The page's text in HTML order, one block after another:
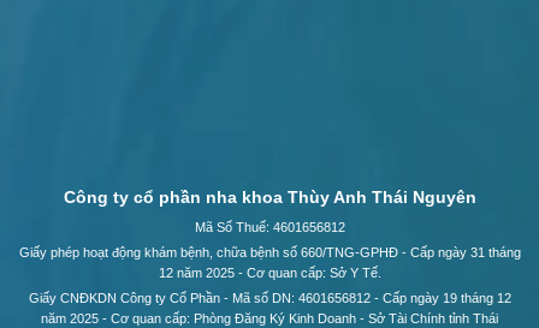
Công ty cổ phần nha khoa Thùy Anh Thái Nguyên
Mã Số Thuế: 4601656812
Giấy phép hoạt động khám bệnh, chữa bệnh số 660/TNG-GPHĐ - Cấp ngày 31 tháng
12 năm 2025 - Cơ quan cấp: Sở Y Tế.
Giấy CNĐKDN Công ty Cổ Phần - Mã số DN: 4601656812 - Cấp ngày 19 tháng 12
năm 2025 - Cơ quan cấp: Phòng Đăng Ký Kinh Doanh - Sở Tài Chính tỉnh Thái